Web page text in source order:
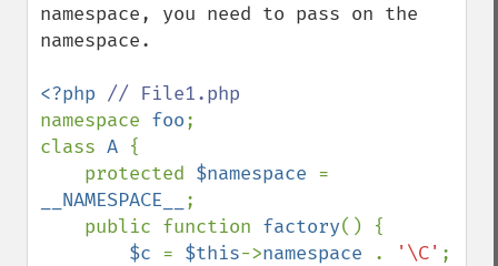
namespace, you need to pass on the
namespace.
<?php
namespace foo;
class A {
    protected
$namespace
__NAMESPACE__
;
    public function
factory() {
$c = $this->namespace . '\C' ;